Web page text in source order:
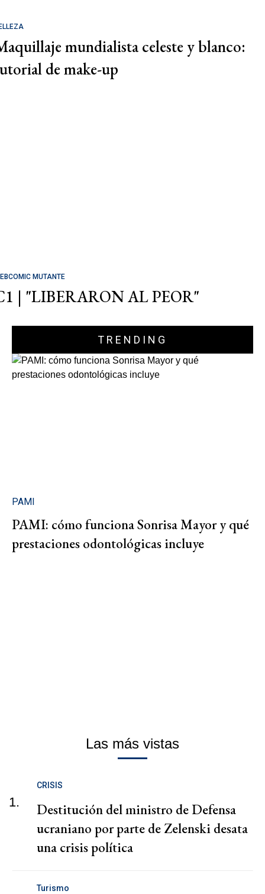
mundialista celeste y blanco:
de make-up
MUTANTE
| "LIBERARON AL PEOR"
TRENDING
PAMI
PAMI: cómo funciona Sonrisa Mayor y qué
prestaciones odontológicas incluye
Las más vistas
1.
CRISIS
Destitución del ministro de Defensa
ucraniano por parte de Zelenski desata
una crisis política
Turismo